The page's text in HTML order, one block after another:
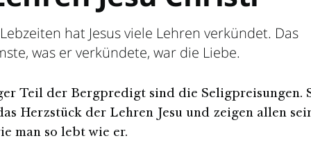
hat Jesus viele Lehren verkündet. Das
was er verkündete, war die Liebe.
Teil der Bergpredigt sind die Seligpreisungen.
Herzstück der Lehren Jesu und zeigen allen
man so lebt wie er.